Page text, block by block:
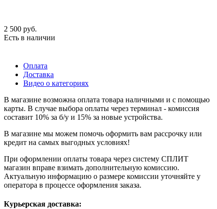
2 500 руб.
Есть в наличии
Оплата
Доставка
Видео о категориях
В магазине возможна оплата товара наличными и с помощью
карты. В случае выбора оплаты через терминал - комиссия
составит 10% за б/у и 15% за новые устройства.
В магазине мы можем помочь оформить вам рассрочку или
кредит на самых выгодных условиях!
При оформлении оплаты товара через систему СПЛИТ
магазин вправе взимать дополнительную комиссию.
Актуальную информацию о размере комиссии уточняйте у
оператора в процессе оформления заказа.
Курьерская доставка: